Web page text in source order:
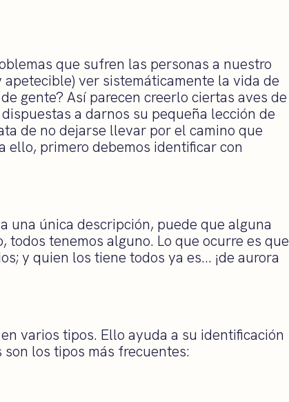
que sufren las personas a nuestro
ver sistemáticamente la vida de
gente? Así parecen creerlo ciertas aves de
a darnos su pequeña lección de
de no dejarse llevar por el camino que
ello, primero debemos identificar con
una única descripción, puede que alguna
todos tenemos alguno. Lo que ocurre es que
y quien los tiene todos ya es… ¡de aurora
varios tipos. Ello ayuda a su identificación
los tipos más frecuentes: